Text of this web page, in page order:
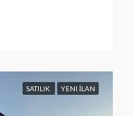
SATILIK YENI İLAN